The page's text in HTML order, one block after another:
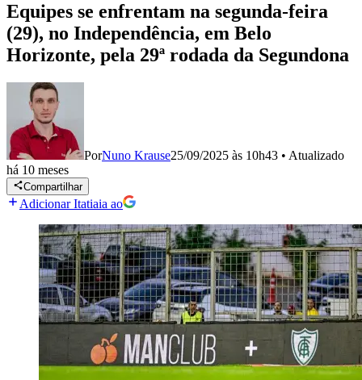
Equipes se enfrentam na segunda-feira
(29), no Independência, em Belo
Horizonte, pela 29ª rodada da Segundona
PorNuno Krause25/09/2025 às 10h43 • Atualizado
há 10 meses
Compartilhar
Adicionar Itatiaia ao